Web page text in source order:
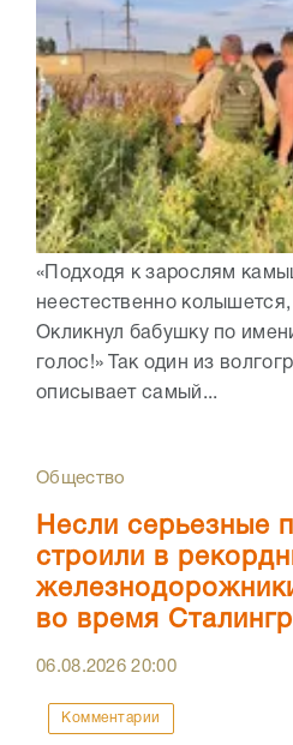
«Подходя к зарослям
неестественно колышется,
Окликнул бабушку по
голос!» Так один из
описывает самый...
Общество
Несли серьезные
строили в
во время
06.08.202620:00
Комментарии